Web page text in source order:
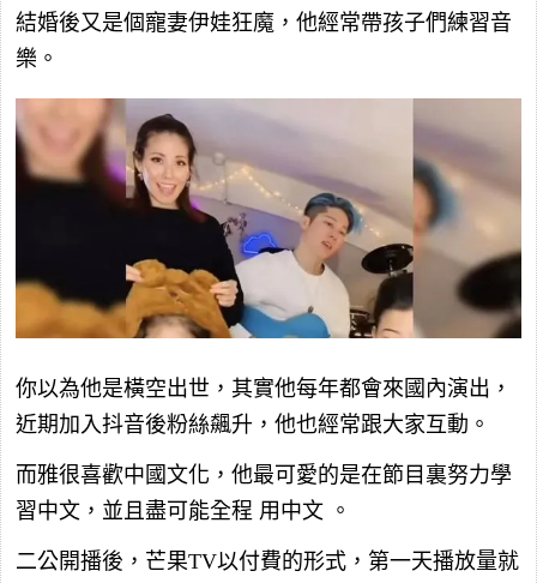
結婚後又是個寵妻伊娃狂魔，他經常帶孩子們練習音
樂。
你以為他是橫空出世，其實他每年都會來國內演出，
近期加入抖音後粉絲飆升，他也經常跟大家互動。
而雅很喜歡中國文化，他最可愛的是在節目裏努力學
習中文，並且盡可能全程 用中文 。
二公開播後，芒果TV以付費的形式，第一天播放量就